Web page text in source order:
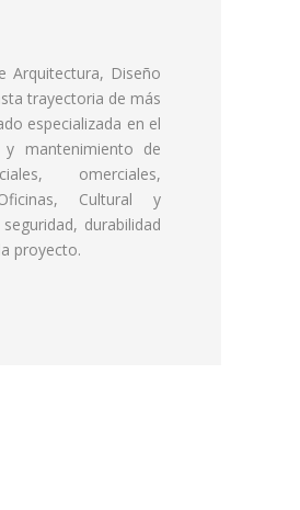
Arquitectura, Diseño
trayectoria de más
especializada en el
y mantenimiento de
omerciales,
Cultural y
durabilidad
proyecto.